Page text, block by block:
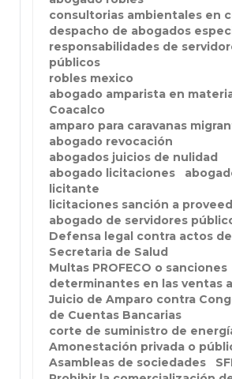
consultorias ambientales en
despacho de abogados
responsabilidades de
públicos
robles mexico
abogado amparista en
Coacalco
amparo para caravanas
abogado revocación
abogados juicios de nulidad
abogado licitaciones
licitante
licitaciones sanción a
abogado de servidores
Defensa legal contra actos de
Secretaria de Salud
Multas PROFECO o sanciones
determinantes en las ventas
Juicio de Amparo contra
de Cuentas Bancarias
corte de suministro de
Amonestación privada o
Asambleas de sociedades